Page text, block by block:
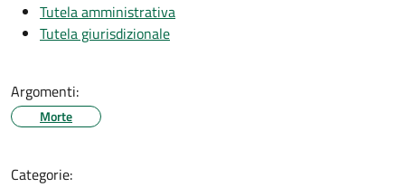
Tutela amministrativa
Tutela giurisdizionale
Argomenti:
Morte
Categorie: